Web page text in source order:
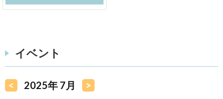
イベント
< 2025年 7月 >